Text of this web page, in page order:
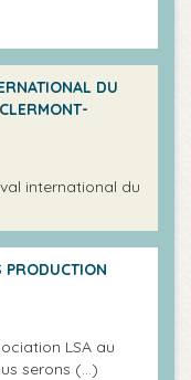
DU
international du
PRODUCTION
LSA au
serons (…)